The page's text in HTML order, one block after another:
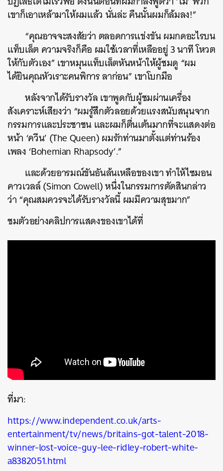
เขาก็เอาเหล้ามาให้ผมแล้ว นั่นล่ะ คืนนั้นผมก็ล้มลง!”
“คุณอาจจะสงสัยว่า ตลอดการแข่งขัน ผมกดอะไรบน
แท็บเล็ต ความจริงก็คือ ผมใช้เวลาที่เหลืออยู่ 3 นาที โหวต
ให้กับตัวเอง” เขาหมุนแท็บเล็ตหันหน้าให้ผู้ชมดู “ผม
ได้ยินคุณหัวเราะคนพิการ ลาก่อน” เขาโบกมือ
หลังจากได้รับรางวัล เขาพูดกับผู้ชมผ่านเครื่อง
สังเคราะห์เสียงว่า “ผมรู้สึกตัวลอยด้วยแรงสนับสนุนจาก
กรรมการและประชาชน และผมก็ตื่นเต้นมากที่จะแสดงต่อ
หน้า ‘ควีน’ (The Queen) ผมรักท่านมาตั้งแต่ท่านร้อง
เพลง ‘Bohemian Rhapsody’.”
และด้วยอารมณ์ขันอันล้นเหลือของเขา ทำให้ไซมอน
คาวเวลล์ (Simon Cowell) หนึ่งในกรรมการตัดสินกล่าว
ว่า “คุณสมควรจะได้รับรางวัลนี้ ผมมีความสุขมาก”
ชมตัวอย่างคลิปการแสดงของเขาได้ที่
ที่มา:
https://www.independent.co.uk/arts-
entertainment/tv/news/britains-got-talent-2018-
winner-lost-voice-guy-lee-ridley-robert-white-
a8382051.html